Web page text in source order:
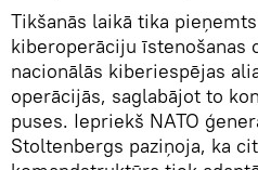
Tikšanās laikā tika
kiberoperāciju īstenošanas
nacionālās kiberiespējas
operācijās, saglabājot to
puses. Iepriekš NATO
Stoltenbergs paziņoja, ka